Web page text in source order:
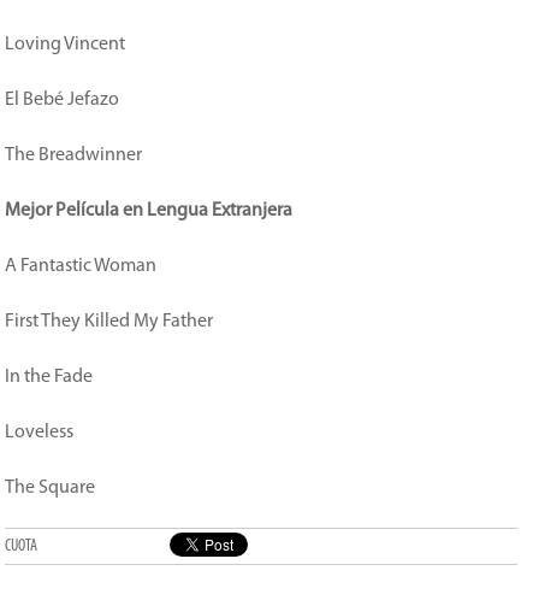
Loving Vincent
El Bebé Jefazo
The Breadwinner
Mejor Película en Lengua Extranjera
A Fantastic Woman
First They Killed My Father
In the Fade
Loveless
The Square
CUOTA